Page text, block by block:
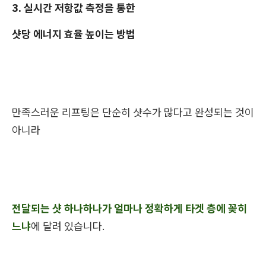
3. 실시간 저항값 측정을 통한
샷당 에너지 효율 높이는 방법
만족스러운 리프팅은 단순히 샷수가 많다고 완성되는 것이
아니라
전달되는 샷 하나하나가 얼마나 정확하게 타겟 층에 꽂히
느냐에 달려 있습니다.